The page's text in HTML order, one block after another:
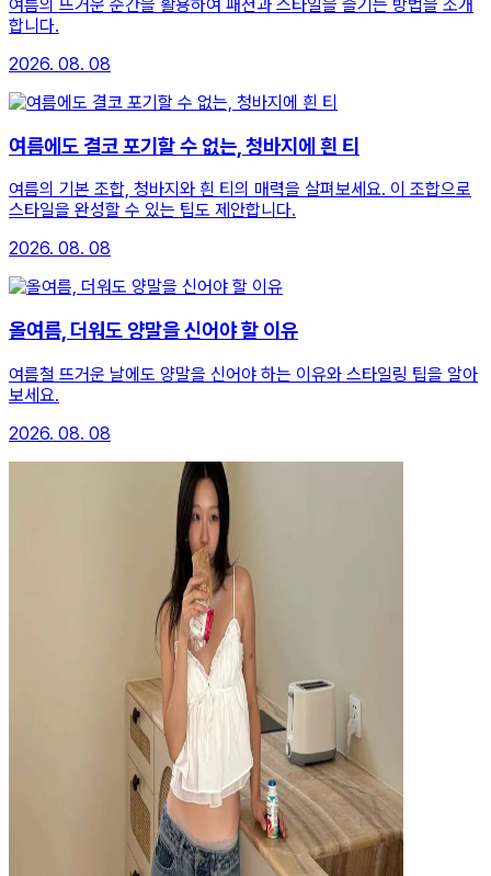
여름의 뜨거운 순간을 활용하여 패션과 스타일을 즐기는 방법을 소개
합니다.
2026. 08. 08
여름에도 결코 포기할 수 없는, 청바지에 흰 티
여름의 기본 조합, 청바지와 흰 티의 매력을 살펴보세요. 이 조합으로
스타일을 완성할 수 있는 팁도 제안합니다.
2026. 08. 08
올여름, 더워도 양말을 신어야 할 이유
여름철 뜨거운 날에도 양말을 신어야 하는 이유와 스타일링 팁을 알아
보세요.
2026. 08. 08